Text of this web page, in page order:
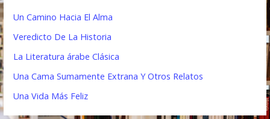
a
ó
Un Camino Hacia El Alma
Veredicto De La Historia
La Literatura árabe Clásica
Una Cama Sumamente Extrana Y Otros Relatos
Una Vida Más Feliz